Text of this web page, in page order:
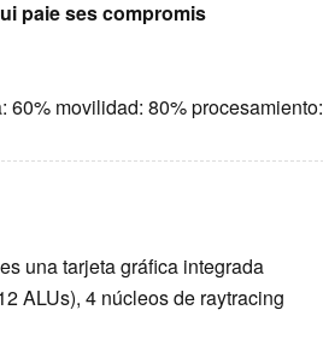
paie ses compromis
60% movilidad: 80% procesamiento:
una tarjeta gráfica integrada
ALUs), 4 núcleos de raytracing